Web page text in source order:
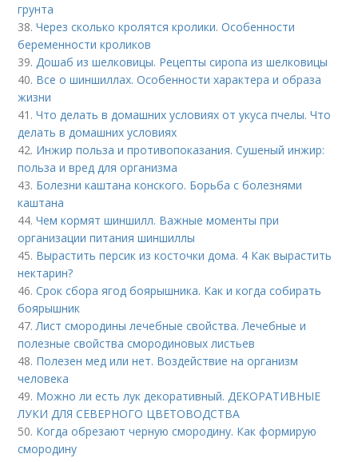
грунта
38.Через сколько кролятся кролики. Особенности
беременности кроликов
39. Дошаб из шелковицы. Рецепты сиропа из шелковицы
40. Все о шиншиллах. Особенности характера и образа
жизни
41.Что делать в домашних условиях от укуса пчелы. Что
делать в домашних условиях
42. Инжир польза и противопоказания. Сушеный инжир:
польза и вред для организма
43. Болезни каштана конского. Борьба с болезнями
каштана
44.Чем кормят шиншилл. Важные моменты при
организации питания шиншиллы
45. Вырастить персик из косточки дома. 4 Как вырастить
нектарин?
46.Срок сбора ягод боярышника. Как и когда собирать
боярышник
47. Лист смородины лечебные свойства. Лечебные и
полезные свойства смородиновых листьев
48. Полезен мед или нет. Воздействие на организм
человека
49. Можно ли есть лук декоративный. ДЕКОРАТИВНЫЕ
ЛУКИ ДЛЯ СЕВЕРНОГО ЦВЕТОВОДСТВА
50. Когда обрезают черную смородину. Как формирую
смородину